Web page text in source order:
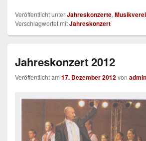
Veröffentlicht unterJahreskonzerte,
Verschlagwortet mitJahreskonzert
Jahreskonzert 2012
Veröffentlicht am 17. Dezember 2012von admin